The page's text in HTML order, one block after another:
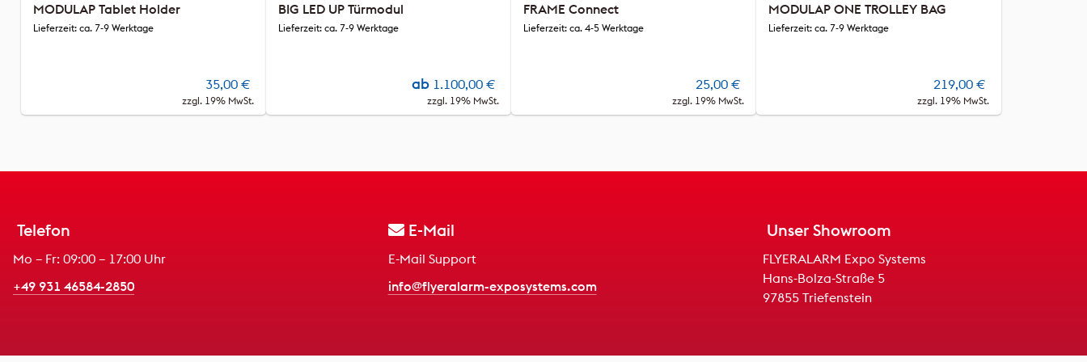
MODULAP Tablet Holder
35,00 €
zzgl. 19% MwSt.
Lieferzeit: ca. 7-9 Werktage
BIG LED UP Türmodul
ab 1.100,00 €
zzgl. 19% MwSt.
Lieferzeit: ca. 7-9 Werktage
FRAME Connect
25,00 €
zzgl. 19% MwSt.
Lieferzeit: ca. 4-5 Werktage
MODULAP ONE TROLLEY BAG
Lieferzeit: ca. 7-9 Werktage
219,00 €
zzgl. 19% MwSt.
Telefon
Mo – Fr: 09:00 – 17:00 Uhr
+49 931 46584-2850
E-Mail
E-Mail Support
info@flyeralarm-exposystems.com
Unser Showroom
FLYERALARM Expo Systems
Hans-Bolza-Straße 5
97855 Triefenstein